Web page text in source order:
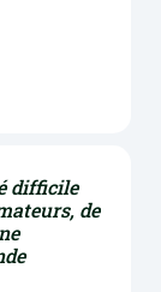
difficile
de